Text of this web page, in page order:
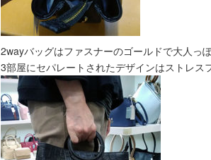
2wayバッグはファスナーのゴールドで大人っ
3部屋にセパレートされたデザインはストレ